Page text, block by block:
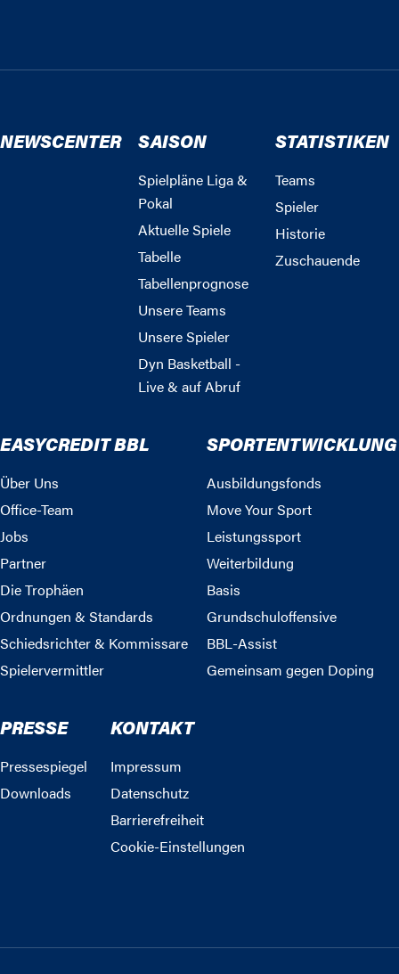
NEWSCENTER SAISON
Spielpläne Liga &
Pokal
Aktuelle Spiele
Tabelle
Tabellenprognose
Unsere Teams
Unsere Spieler
Dyn Basketball -
Live & auf Abruf
STATISTIKEN
Teams
Spieler
Historie
Zuschauende
EASYCREDIT BBL
Über Uns
Office-Team
Jobs
Partner
Die Trophäen
Ordnungen & Standards
Schiedsrichter & Kommissare
Spielervermittler
SPORTENTWICKLUNG
Ausbildungsfonds
Move Your Sport
Leistungssport
Weiterbildung
Basis
Grundschuloffensive
BBL-Assist
Gemeinsam gegen Doping
PRESSE
Pressespiegel
Downloads
KONTAKT
Impressum
Datenschutz
Barrierefreiheit
Cookie-Einstellungen